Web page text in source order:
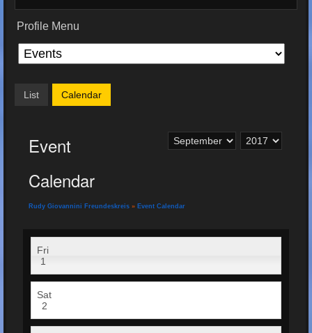
Profile Menu
List Calendar
Event
Calendar
Rudy Giovannini Freundeskreis » Event Calendar
Fri
1
Sat
2